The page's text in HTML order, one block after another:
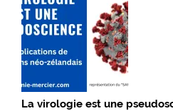
La virologie est une